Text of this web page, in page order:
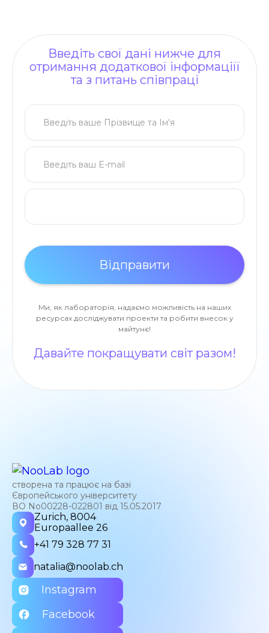
Введіть свої дані нижче для
отримання додаткової інформаціїї
та з питань співпраці
Ми, як лабораторія, надаємо можливість на наших
ресурсах досліджувати проекти та робити внесок у
майтунє!
Давайте покращувати світ разом!
створена та працює на базі
Європейського університету
ВО No00228-022801 від 15.05.2017
Zurich, 8004
Europaallee 26
+41 79 328 77 31
natalia@noolab.ch
Instagram
Facebook